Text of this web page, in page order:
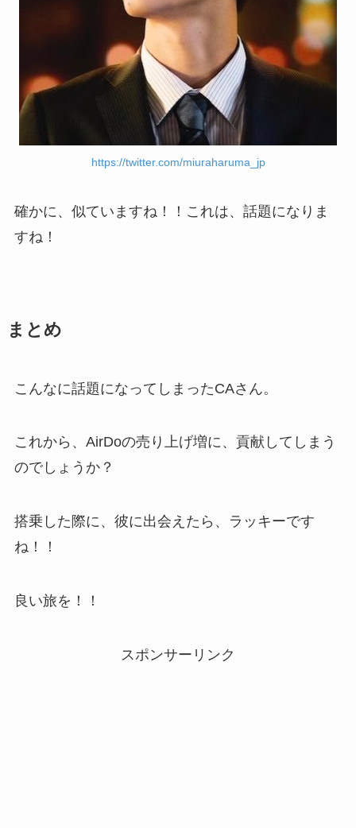
https://twitter.com/miuraharuma_jp
確かに、似ていますね！！これは、話題になりま
すね！
まとめ
こんなに話題になってしまったCAさん。
これから、AirDoの売り上げ増に、貢献してしまう
のでしょうか？
搭乗した際に、彼に出会えたら、ラッキーです
ね！！
良い旅を！！
スポンサーリンク